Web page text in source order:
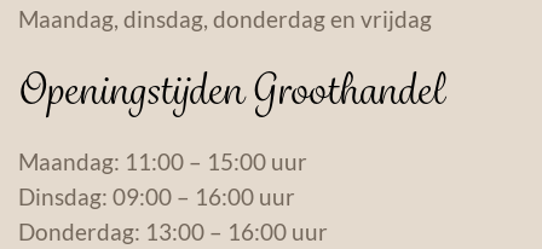
Maandag, dinsdag, donderdag en vrijdag
Openingstijden Groothandel
Maandag: 11:00 – 15:00 uur
Dinsdag: 09:00 – 16:00 uur
Donderdag: 13:00 – 16:00 uur